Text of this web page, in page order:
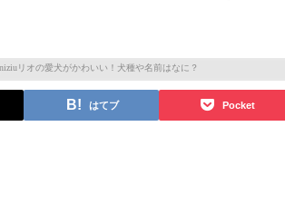
はてブ Pocket